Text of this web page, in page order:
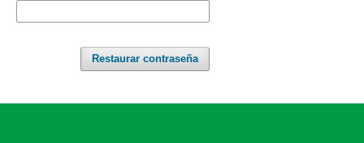
Restaurar contraseña